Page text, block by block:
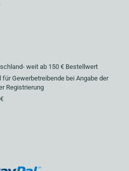
weit ab 150 € Bestellwert
für Gewerbetreibende bei Angabe der
Registrierung